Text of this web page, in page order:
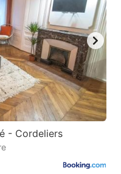
- Cordeliers